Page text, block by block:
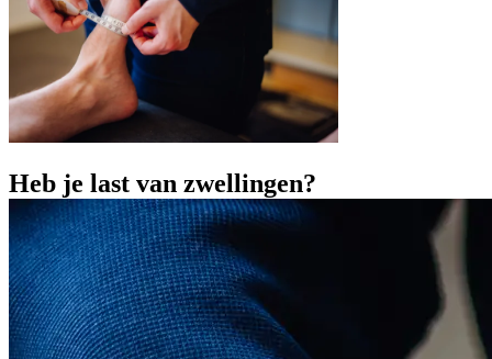
Heb je last van zwellingen?